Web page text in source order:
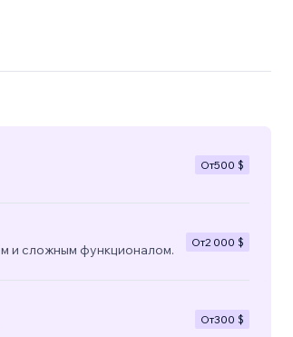
От500 $
и сложным функционалом.
От2 000 $
От300 $